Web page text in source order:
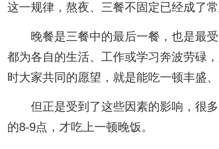
这一规律，熬夜、三餐不固定已经成了
晚餐是三餐中的最后一餐，也是最
都为各自的生活、工作或学习奔波劳碌
时大家共同的愿望，就是能吃一顿丰盛
但正是受到了这些因素的影响，很
的8-9点，才吃上一顿晚饭。